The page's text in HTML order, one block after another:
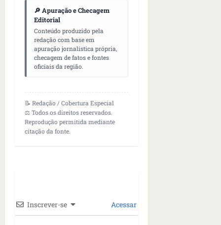
🔎 Apuração e Checagem
Editorial
Conteúdo produzido pela
redação com base em
apuração jornalística própria,
checagem de fatos e fontes
oficiais da região.
📝 Redação / Cobertura Especial
⚖️ Todos os direitos reservados.
Reprodução permitida mediante
citação da fonte.
Inscrever-se Acessar